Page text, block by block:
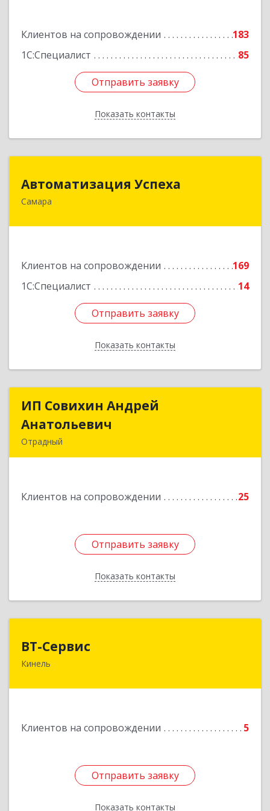
Клиентов на сопровождении
183
1С:Специалист
85
Отправить заявку
Показать контакты
Отправить заявку
Назад
Автоматизация Успеха
Самара
Клиентов на сопровождении
169
1С:Специалист
14
Отправить заявку
Показать контакты
Отправить заявку
Назад
ИП Совихин Андрей
Анатольевич
Отрадный
Клиентов на сопровождении 25
Отправить заявку
Показать контакты
ИП Совихин Андрей
Подробнее
Отправить заявку
Назад
ВТ-Сервис
Кинель
Клиентов на сопровождении 5
Отправить заявку
Показать контакты
446436, Самарская обл, Кинель г, Маяковского
Отправить заявку
Назад